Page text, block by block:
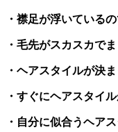
・襟足が浮いている
・毛先がスカスカで
・ヘアスタイルが決
・すぐにヘアスタイ
・自分に似合うヘア